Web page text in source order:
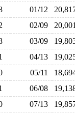
01/12
02/09
03/09
04/13
05/11
06/08
07/13